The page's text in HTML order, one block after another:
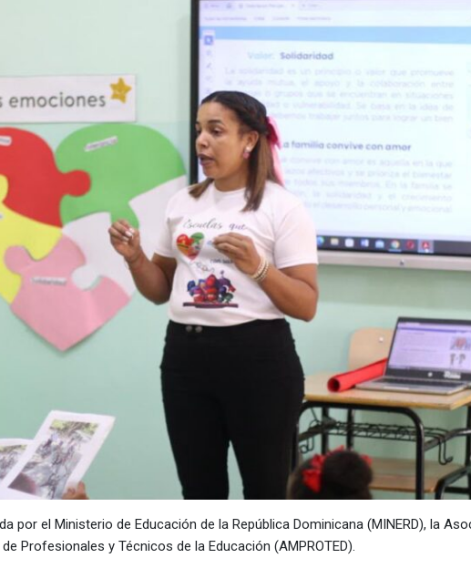
por el Ministerio de Educación de la República Dominicana (MINERD), la
Profesionales y Técnicos de la Educación (AMPROTED).